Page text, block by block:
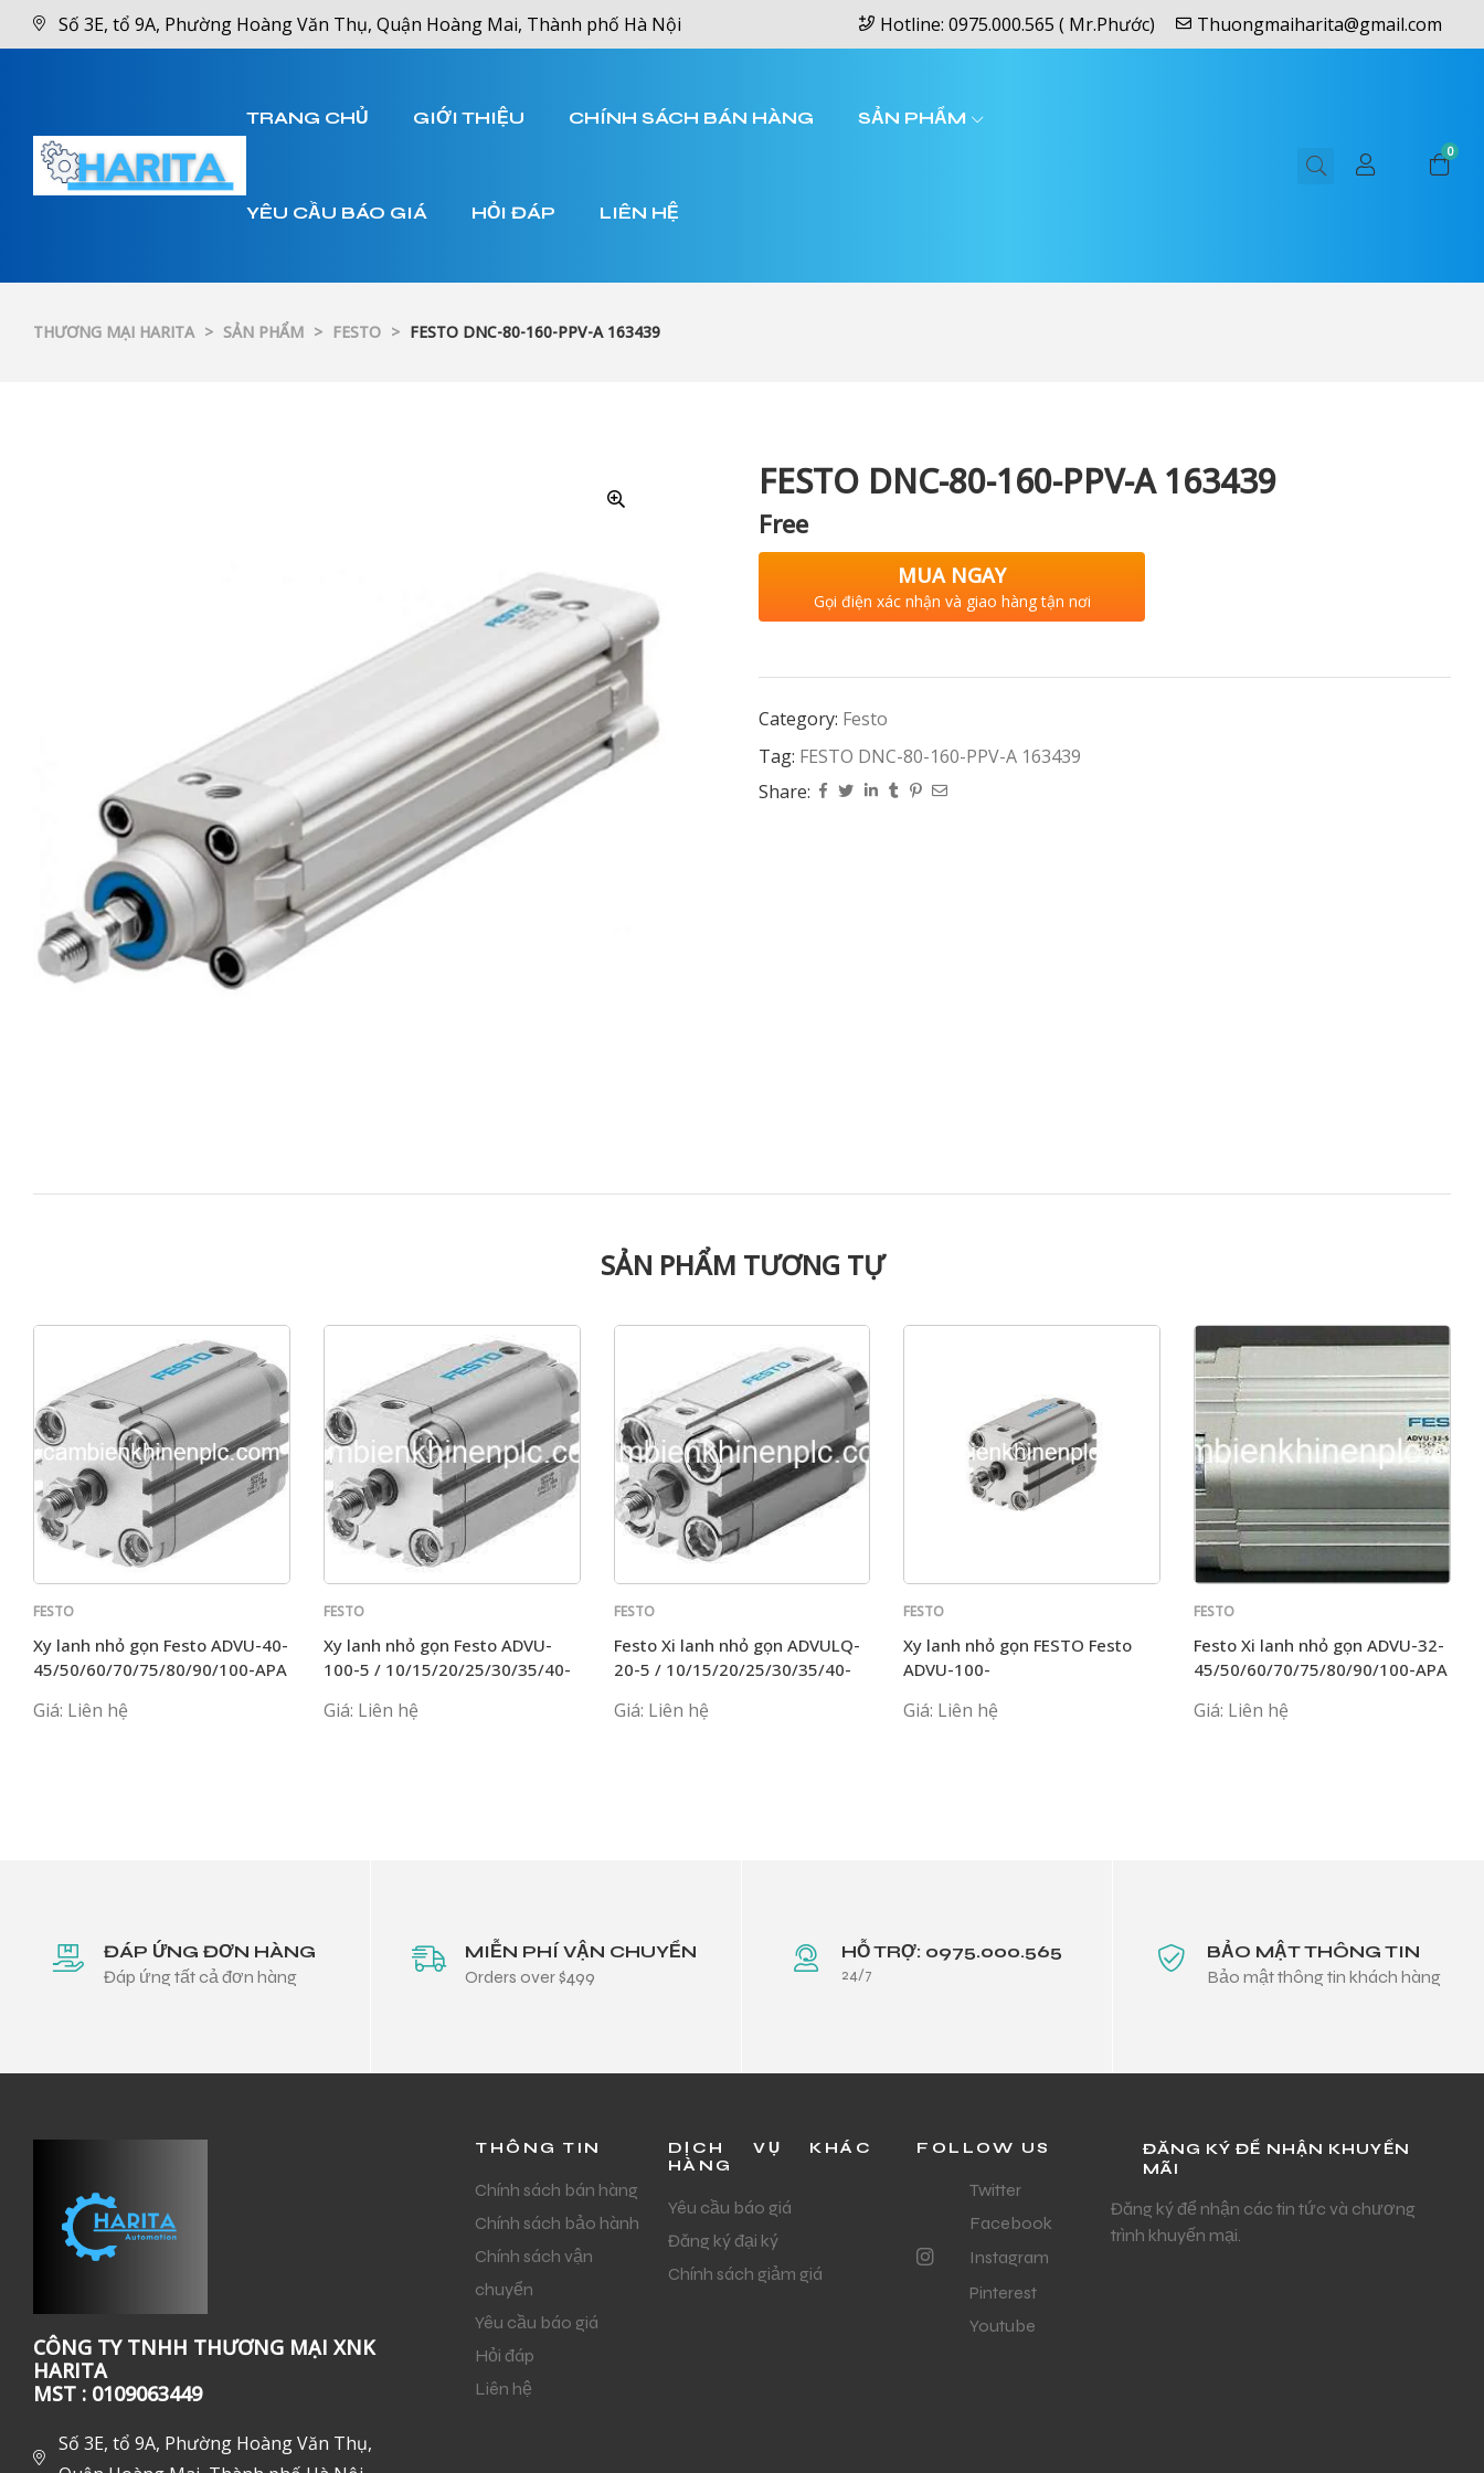
Số 3E, tổ 9A, Phường Hoàng Văn Thụ, Quận Hoàng Mai, Thành phố Hà Nội Hotline: 0975.000.565 ( Mr.Phước) Thuongmaiharita@gmail.com
TRANG CHỦ GIỚI THIỆU CHÍNH SÁCH BÁN HÀNG SẢN PHẨM
YÊU CẦU BÁO GIÁ HỎI ĐÁP LIÊN HỆ
0
THƯƠNG MẠI HARITA > SẢN PHẨM > FESTO > FESTO DNC-80-160-PPV-A 163439
FESTO DNC-80-160-PPV-A 163439
Free
MUA NGAY
Gọi điện xác nhận và giao hàng tận nơi
Category: Festo
Tag: FESTO DNC-80-160-PPV-A 163439
Share:
SẢN PHẨM TƯƠNG TỰ
FESTO
Xy lanh nhỏ gọn Festo ADVU-40-
45/50/60/70/75/80/90/100-APA
Giá: Liên hệ
FESTO
Xy lanh nhỏ gọn Festo ADVU-
100-5 / 10/15/20/25/30/35/40-
Giá: Liên hệ
FESTO
Festo Xi lanh nhỏ gọn ADVULQ-
20-5 / 10/15/20/25/30/35/40-
Giá: Liên hệ
FESTO
Xy lanh nhỏ gọn FESTO Festo
ADVU-100-
Giá: Liên hệ
FESTO
Festo Xi lanh nhỏ gọn ADVU-32-
45/50/60/70/75/80/90/100-APA
Giá: Liên hệ
ĐÁP ỨNG ĐƠN HÀNG
Đáp ứng tất cả đơn hàng
MIỄN PHÍ VẬN CHUYỂN
Orders over $499
HỖ TRỢ: 0975.000.565
24/7
BẢO MẬT THÔNG TIN
Bảo mật thông tin khách hàng
CÔNG TY TNHH THƯƠNG MẠI XNK
HARITA
MST : 0109063449
Số 3E, tổ 9A, Phường Hoàng Văn Thụ,
THÔNG TIN
Chính sách bán hàng
Chính sách bảo hành
Chính sách vận
chuyển
Yêu cầu báo giá
Hỏi đáp
Liên hệ
DỊCH VỤ KHÁC
HÀNG
Yêu cầu báo giá
Đăng ký đại ký
Chính sách giảm giá
FOLLOW US
Twitter
Facebook
Instagram
Pinterest
Youtube
ĐĂNG KÝ ĐỂ NHẬN KHUYẾN
MÃI
Đăng ký để nhận các tin tức và chương
trình khuyến mại.